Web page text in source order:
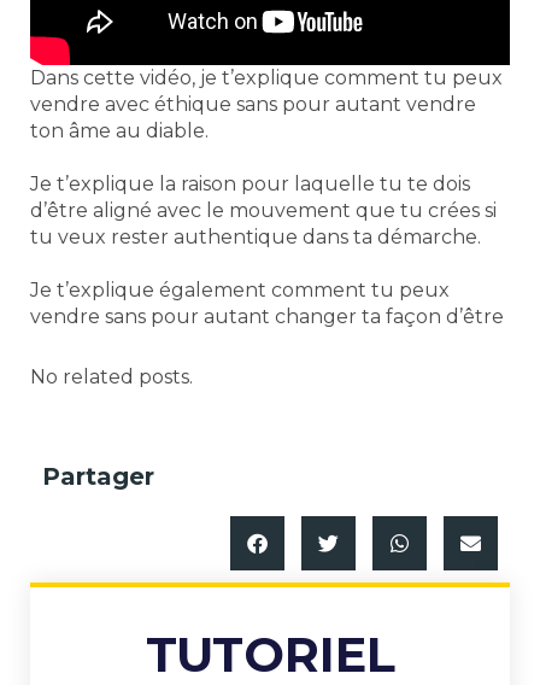
Dans cette vidéo, je t’explique comment tu peux
vendre avec éthique sans pour autant vendre
ton âme au diable.
Je t’explique la raison pour laquelle tu te dois
d’être aligné avec le mouvement que tu crées si
tu veux rester authentique dans ta démarche.
Je t’explique également comment tu peux
vendre sans pour autant changer ta façon d’être
No related posts.
Partager
TUTORIEL